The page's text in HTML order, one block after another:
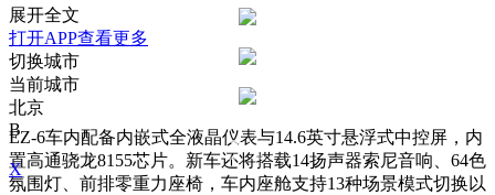
EZ-6车内配备内嵌式全液晶仪表与14.6英寸悬浮式中控屏，内
置高通骁龙8155芯片。新车还将搭载14扬声器索尼音响、64色
氛围灯、前排零重力座椅，车内座舱支持13种场景模式切换以
展开全文
打开APP查看更多
切换城市
当前城市
北京
B
X